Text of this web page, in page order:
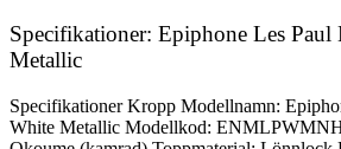
Specifikationer: Epiphone Les Paul
Metallic
Specifikationer Kropp Modellnamn:
White Metallic Modellkod: